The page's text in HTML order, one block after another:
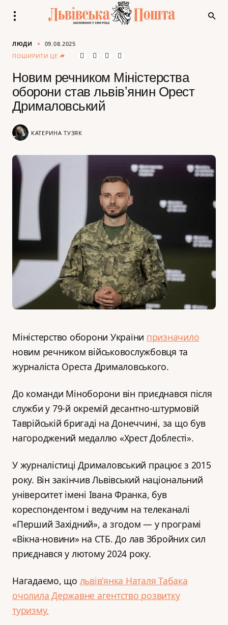
ЛЮДИ
09.08.2025
ПОШИРИТИ ЦЕ
Новим речником Міністерства
оборони став львівʼянин Орест
Дрималовський
КАТЕРИНА ТУЗЯК
Міністерство оборони України призначило
новим речником військовослужбовця та
журналіста Ореста Дрималовського.
До команди Міноборони він приєднався після
служби у 79-й окремій десантно-штурмовій
Таврійській бригаді на Донеччині, за що був
нагороджений медаллю «Хрест Доблесті».
У журналістиці Дрималовський працює з 2015
року. Він закінчив Львівський національний
університет імені Івана Франка, був
кореспондентом і ведучим на телеканалі
«Перший Західний», а згодом — у програмі
«Вікна-новини» на СТБ. До лав Збройних сил
приєднався у лютому 2024 року.
Нагадаємо, що львів’янка Наталя Табака
очолила Державне агентство розвитку
туризму.